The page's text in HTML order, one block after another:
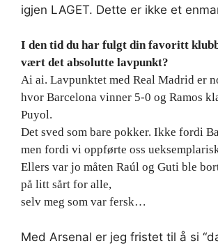
igjen LAGET. Dette er ikke et
I den tid du har fulgt din favoritt
vært det absolutte lavpunkt?
Ai ai. Lavpunktet med Real Madrid er
hvor Barcelona vinner 5-0 og Ramos
Puyol.
Det sved som bare pokker. Ikke fordi
men fordi vi oppførte oss
Ellers var jo måten Raúl og Guti ble
på litt sårt for alle,
selv meg som var fersk…
Med Arsenal er jeg fristet til å si